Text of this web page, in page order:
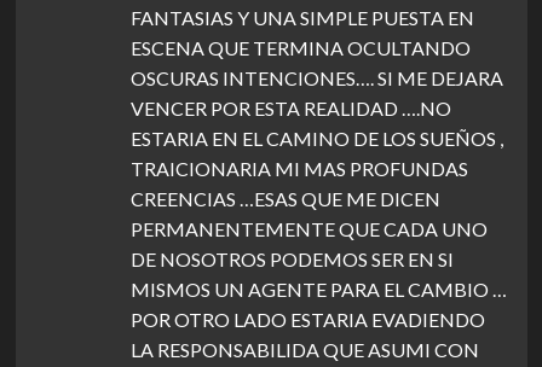
FANTASIAS Y UNA SIMPLE PUESTA EN
ESCENA QUE TERMINA OCULTANDO
OSCURAS INTENCIONES…. SI ME DEJARA
VENCER POR ESTA REALIDAD ….NO
ESTARIA EN EL CAMINO DE LOS SUEÑOS ,
TRAICIONARIA MI MAS PROFUNDAS
CREENCIAS …ESAS QUE ME DICEN
PERMANENTEMENTE QUE CADA UNO
DE NOSOTROS PODEMOS SER EN SI
MISMOS UN AGENTE PARA EL CAMBIO …
POR OTRO LADO ESTARIA EVADIENDO
LA RESPONSABILIDA QUE ASUMI CON